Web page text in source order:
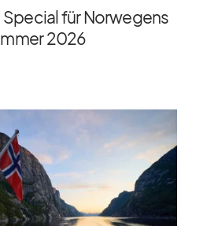
für Norwegens
2026